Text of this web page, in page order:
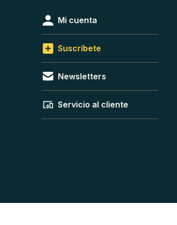
Mi cuenta
Suscríbete
Newsletters
Servicio al cliente